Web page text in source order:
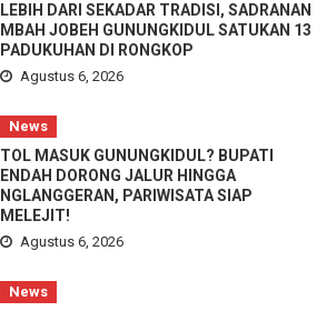
LEBIH DARI SEKADAR TRADISI, SADRANAN
MBAH JOBEH GUNUNGKIDUL SATUKAN 13
PADUKUHAN DI RONGKOP
Agustus 6, 2026
News
TOL MASUK GUNUNGKIDUL? BUPATI
ENDAH DORONG JALUR HINGGA
NGLANGGERAN, PARIWISATA SIAP
MELEJIT!
Agustus 6, 2026
News